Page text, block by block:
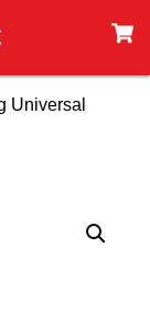
Universal